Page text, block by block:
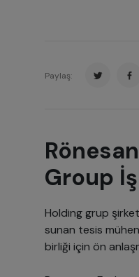
Paylaş:
Group
Holding grup
sunan tesis
birliği için ön